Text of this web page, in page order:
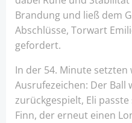
Brandung und ließ dem
Abschlüsse, Torwart
gefordert.
In der 54. Minute setzten
Ausrufezeichen: Der Ball
zurückgespielt, Eli
Finn, der erneut einen